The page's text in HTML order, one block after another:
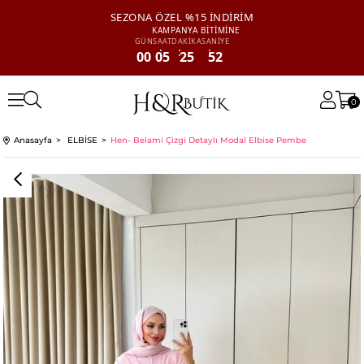
SEZONA ÖZEL %15 İNDİRİM
KAMPANYA BİTİMİNE
GÜN
00
SAAT
05
DAKİKA
25
SANİYE
52
0
Anasayfa ELBİSE Hen- Belami Çizgi Detaylı Modal Elbise Pembe